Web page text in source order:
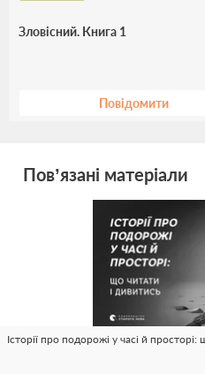
Зловісний. Книга 1
Повідомити
Пов’язані матеріали
Історії про подорожі у часі й